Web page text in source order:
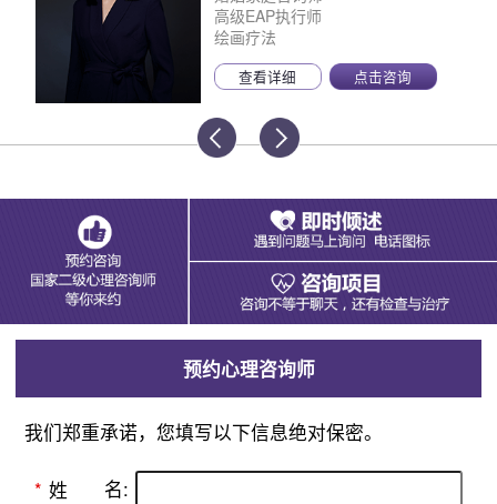
高级EAP执行师
绘画疗法
查看详细 点击咨询
预约心理咨询师
我们郑重承诺，您填写以下信息绝对保密。
* 姓 名: